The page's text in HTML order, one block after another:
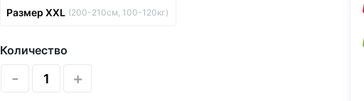
Размер XXL (200-210см, 100-120кг)
Количество
- +